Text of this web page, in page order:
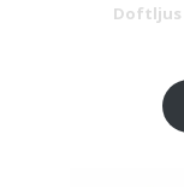
Doftljus